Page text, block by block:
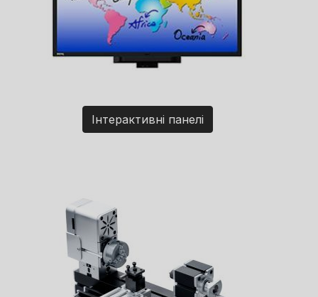
Інтерактивні панелі